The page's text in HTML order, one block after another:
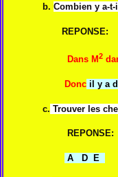
b. Combien y a-
REPONSE:
Dans M2
Donc il y a
c. Trouver les
REPONSE:
A D E